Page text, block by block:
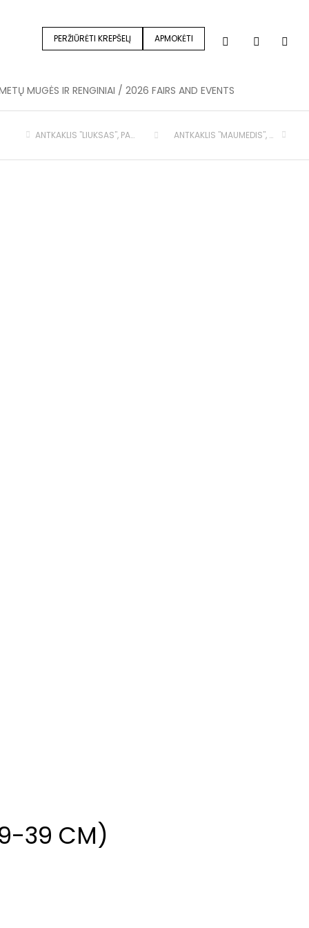
PERŽIŪRĖTI KREPŠELĮ APMOKĖTI
MUGĖS IR RENGINIAI / 2026 FAIRS AND EVENTS
ANTKAKLIS "LIUKSAS", PAGAMINTAS (KAKLO APIMTIS 44-56 CM) ANTKAKLIS "MAUMEDIS", PAGAMINTAS (KAKLO APIMTIS 29-39 CM)
39 CM)